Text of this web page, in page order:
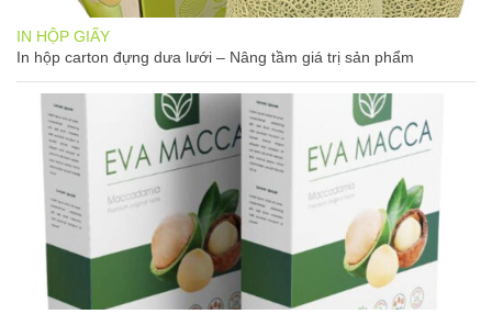
IN HỘP GIẤY
In hộp carton đựng dưa lưới – Nâng tầm giá trị sản phẩm